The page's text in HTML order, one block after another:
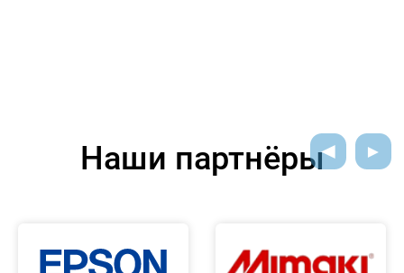
Наши партнёры